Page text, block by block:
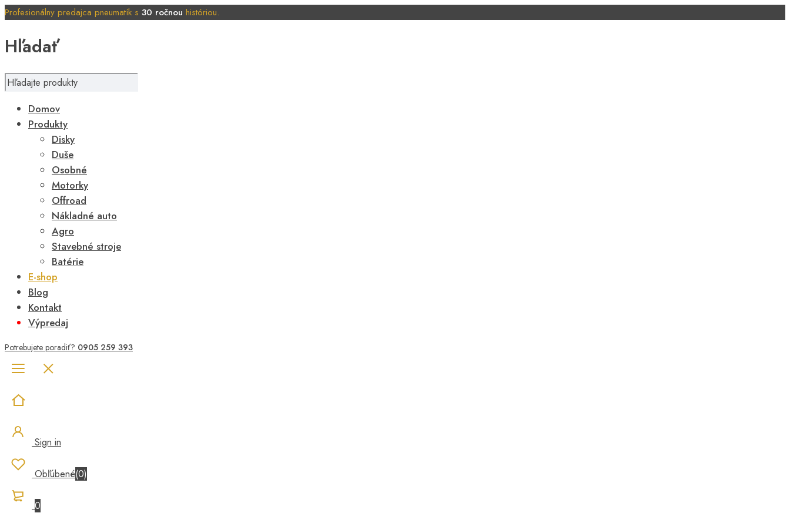
Profesionálny predajca pneumatík s 30 ročnou históriou.
Hľadať
Domov
Produkty
Disky
Duše
Osobné
Motorky
Offroad
Nákladné auto
Agro
Stavebné stroje
Batérie
E-shop
Blog
Kontakt
Výpredaj
Potrebujete poradiť? 0905 259 393
Sign in
Obľúbené(0)
0